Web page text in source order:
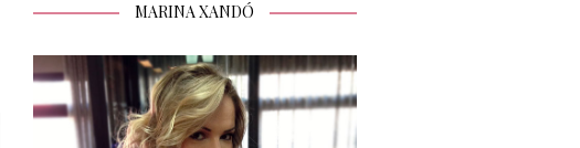
MARINA XANDÓ